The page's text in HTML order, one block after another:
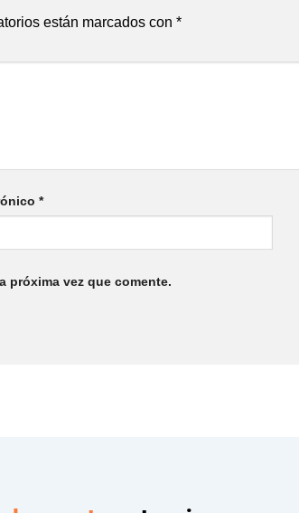
están marcados con *
*
próxima vez que comente.